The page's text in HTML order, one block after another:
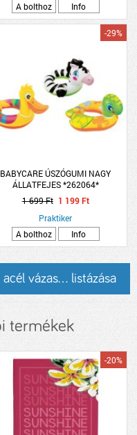
A bolthoz
Info
BABYCARE ÚSZÓGUMI NAGY
ÁLLATFEJES *262064*
-29%
1 699 Ft 1 199 Ft
Praktiker
A bolthoz
Info
vázas... listázása
termékek
-20%